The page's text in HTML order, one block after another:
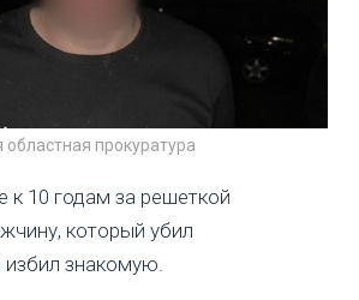
прокуратура
к 10 годам за решеткой
который убил
знакомую.